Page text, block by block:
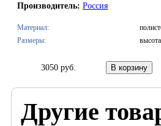
Производитель: Россия
Материал:
Размеры:
3050 руб.
Другие